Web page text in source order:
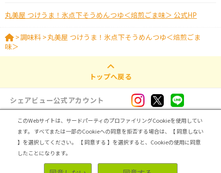
丸美屋 つけうま！氷点下そうめんつゆ＜焙煎ごま味＞ 公式HP
>調味料 >丸美屋 つけうま！氷点下そうめんつゆ＜焙煎ごま
味＞
トップへ戻る
シェアビュー公式アカウント
ログイン・新規登録
トップ | シェアビューとは レビュアー向け シェアビューインタビュー | カテゴリ一覧
運営会社 | 個人情報の取扱いについて
このWebサイトは、サードパーティのプロファイリングCookieを使用してい
ます。
すべてまたは一部のCookieへの同意を拒否する場合は、【 同意しない
】を選択してください。
【 同意する 】を選択すると、Cookieの使用に同意
したことになります。